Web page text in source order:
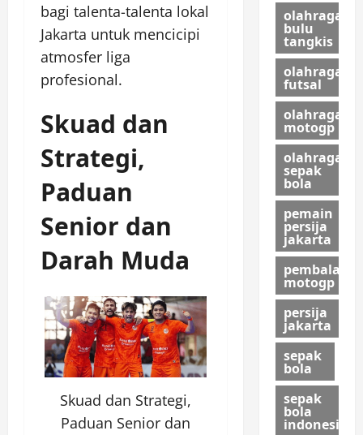
bagi talenta-talenta lokal
Jakarta untuk mencicipi
atmosfer liga
profesional.
Skuad dan
Strategi,
Paduan
Senior dan
Darah Muda
Skuad dan Strategi,
Paduan Senior dan
olahraga
bulu
tangkis
olahraga
futsal
olahraga
motogp
olahraga
sepak
bola
pemain
persija
jakarta
pembalap
motogp
persija
jakarta
sepak
bola
sepak
bola
indonesia